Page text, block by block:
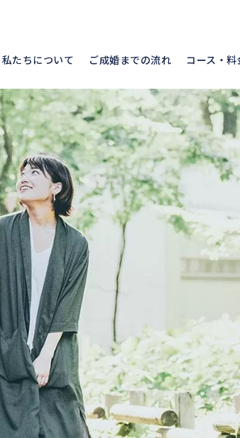
私たちについて ご成婚までの流れ コース・料